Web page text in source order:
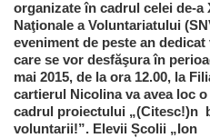
organizate în cadrul celei de-a
Naţionale a Voluntariatului
eveniment de peste an
care se vor desfăşura în
mai 2015, de la ora 12.00, la
cartierul Nicolina va avea loc
cadrul proiectului „(Citesc!)n
voluntarii!”. Elevii Școlii „Ion